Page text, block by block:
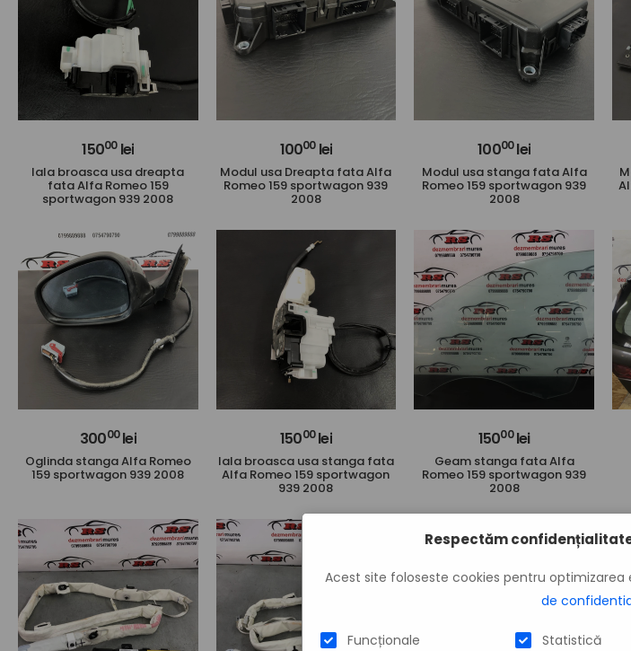
15000lei
Iala broasca usa dreapta
fata Alfa Romeo 159
sportwagon 939 2008
10000lei
Modul usa Dreapta fata Alfa
Romeo 159 sportwagon 939
2008
10000lei
Modul usa stanga fata Alfa
Romeo 159 sportwagon 939
2008
30000lei
Oglinda stanga Alfa Romeo
159 sportwagon 939 2008
15000lei
Iala broasca usa stanga fata
Alfa Romeo 159 sportwagon
939 2008
15000lei
Geam stanga fata Alfa
Romeo 159 sportwagon 939
2008
Respectăm
Acest site foloseste cookies pentru
de
Funcționale Statistică